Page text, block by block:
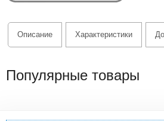
Описание Характеристики
Популярные товары